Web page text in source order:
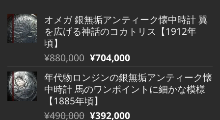
オメガ 銀無垢アンティーク懐中時計 翼
を広げる神話のコカトリス【1912年
頃】
元
価
格
は
¥880,000 現
の
価
格
¥704,000
年代物ロンジンの銀無垢アンティーク懐
中時計 馬のワンポイントに細かな模様
【1885年頃】
元
¥490,000 現
¥392,000